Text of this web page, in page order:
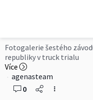
Fotogalerie šestého
republiky v truck trialu
Více
agenasteam
0